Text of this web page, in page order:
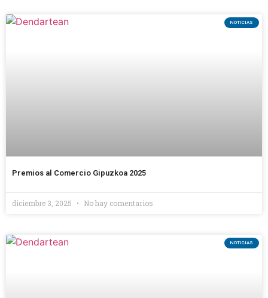
NOTICIAS
Premios al Comercio Gipuzkoa 2025
diciembre 3, 2025 No hay comentarios
NOTICIAS